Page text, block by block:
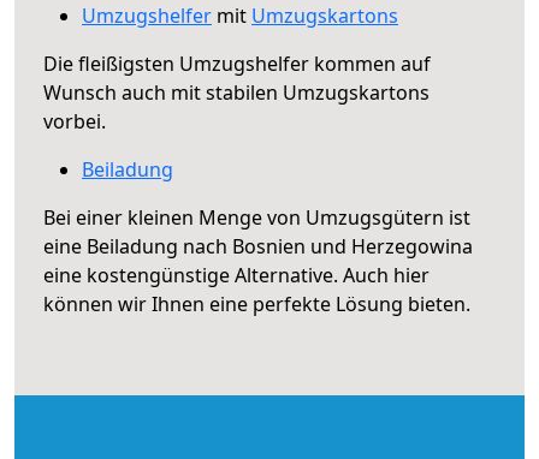
Umzugshelfer mit Umzugskartons
Die fleißigsten Umzugshelfer kommen auf
Wunsch auch mit stabilen Umzugskartons
vorbei.
Beiladung
Bei einer kleinen Menge von Umzugsgütern ist
eine Beiladung nach Bosnien und Herzegowina
eine kostengünstige Alternative. Auch hier
können wir Ihnen eine perfekte Lösung bieten.